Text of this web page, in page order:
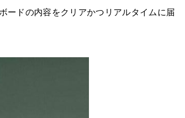
ードの内容をクリアかつリアルタイムに届